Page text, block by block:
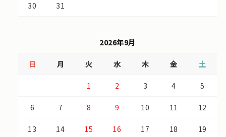
30 31
2026年9月
日 月 火 水 木 金 土
1 2 3 4 5
6 7 8 9 10 11 12
13 14 15 16 17 18 19